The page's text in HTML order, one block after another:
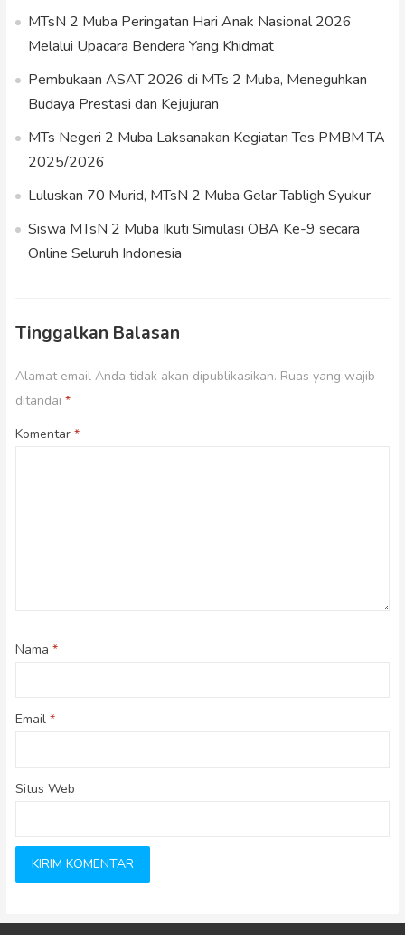
MTsN 2 Muba Peringatan Hari Anak Nasional 2026
Melalui Upacara Bendera Yang Khidmat
Pembukaan ASAT 2026 di MTs 2 Muba, Meneguhkan
Budaya Prestasi dan Kejujuran
MTs Negeri 2 Muba Laksanakan Kegiatan Tes PMBM TA
2025/2026
Luluskan 70 Murid, MTsN 2 Muba Gelar Tabligh Syukur
Siswa MTsN 2 Muba Ikuti Simulasi OBA Ke-9 secara
Online Seluruh Indonesia
Tinggalkan Balasan
Alamat email Anda tidak akan dipublikasikan. Ruas yang wajib
ditandai *
Komentar *
Nama *
Email *
Situs Web